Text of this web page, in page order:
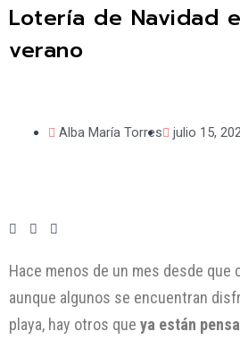
Lotería de Navidad
verano
Alba María Torres julio 15,
Hace menos de un mes desde que
aunque algunos se encuentran
playa, hay otros que ya están